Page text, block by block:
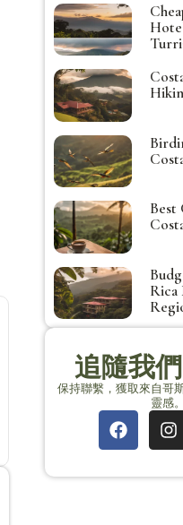
Best
Rica
追隨我
保持聯繫，獲取來自哥
靈感。